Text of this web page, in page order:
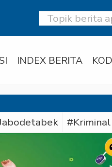
INDEX BERITA
#Kriminal